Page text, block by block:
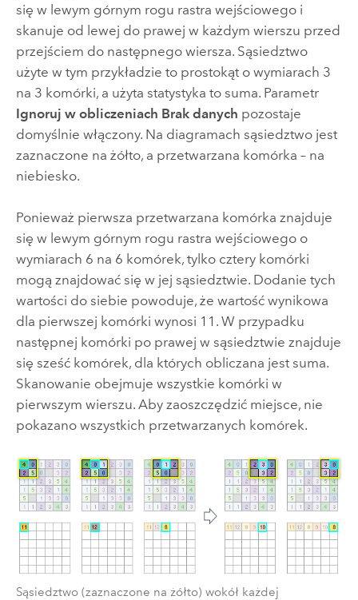
się w lewym górnym rogu rastra wejściowego i
skanuje od lewej do prawej w każdym wierszu przed
przejściem do następnego wiersza. Sąsiedztwo
użyte w tym przykładzie to prostokąt o wymiarach 3
na 3 komórki, a użyta statystyka to suma. Parametr
Ignoruj w obliczeniach Brak danych pozostaje
domyślnie włączony. Na diagramach sąsiedztwo jest
zaznaczone na żółto, a przetwarzana komórka – na
niebiesko.
Ponieważ pierwsza przetwarzana komórka znajduje
się w lewym górnym rogu rastra wejściowego o
wymiarach 6 na 6 komórek, tylko cztery komórki
mogą znajdować się w jej sąsiedztwie. Dodanie tych
wartości do siebie powoduje, że wartość wynikowa
dla pierwszej komórki wynosi 11. W przypadku
następnej komórki po prawej w sąsiedztwie znajduje
się sześć komórek, dla których obliczana jest suma.
Skanowanie obejmuje wszystkie komórki w
pierwszym wierszu. Aby zaoszczędzić miejsce, nie
pokazano wszystkich przetwarzanych komórek.
Sąsiedztwo (zaznaczone na żółto) wokół każdej